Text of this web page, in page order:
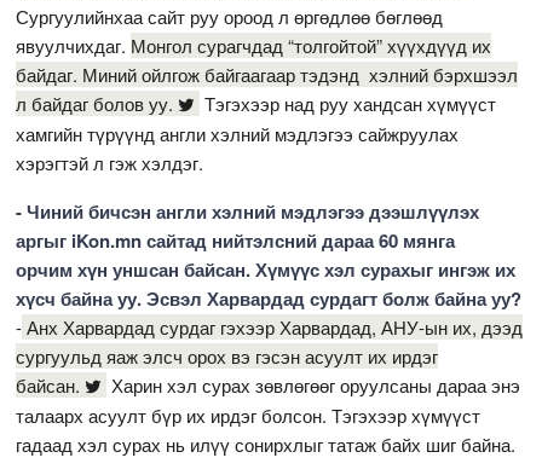
Сургуулийнхаа сайт руу ороод л өргөдлөө бөглөөд
явуулчихдаг. Монгол сурагчдад “толгойтой” хүүхдүүд их
байдаг. Миний ойлгож байгаагаар тэдэнд хэлний бэрхшээл
л байдаг болов уу.
Тэгэхээр над руу хандсан хүмүүст
хамгийн түрүүнд англи хэлний мэдлэгээ сайжруулах
хэрэгтэй л гэж хэлдэг.
- Чиний бичсэн англи хэлний мэдлэгээ дээшлүүлэх
аргыг iKon.mn сайтад нийтэлсний дараа 60 мянга
орчим хүн уншсан байсан. Хүмүүс хэл сурахыг ингэж их
хүсч байна уу. Эсвэл Харвардад сурдагт болж байна уу?
-Анх Харвардад сурдаг гэхээр Харвардад, АНУ-ын их, дээд
сургуульд яаж элсч орох вэ гэсэн асуулт их ирдэг
байсан.
Харин хэл сурах зөвлөгөөг оруулсаны дараа энэ
талаарх асуулт бүр их ирдэг болсон. Тэгэхээр хүмүүст
гадаад хэл сурах нь илүү сонирхлыг татаж байх шиг байна.